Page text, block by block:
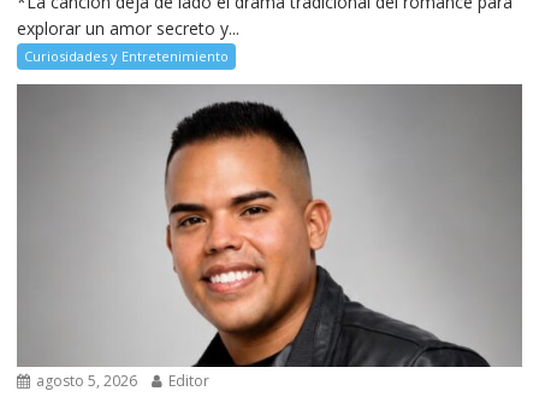
explorar un amor secreto y...
Curiosidades y Entretenimiento
agosto 5, 2026 Editor